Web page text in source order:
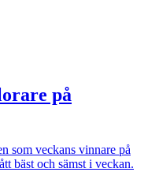
på
som veckans vinnare på
bäst och sämst i veckan.